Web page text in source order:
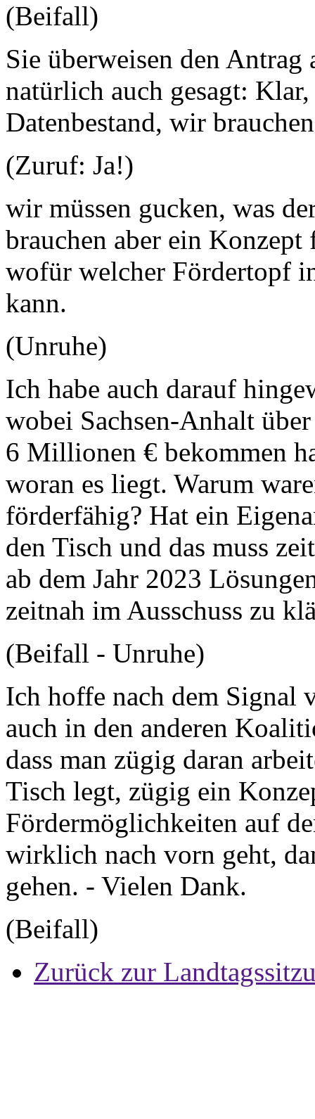
(Beifall)
Sie überweisen den Antrag
natürlich auch gesagt:
Datenbestand, wir
(Zuruf: Ja!)
wir müssen gucken, was
brauchen aber ein
wofür welcher Fördertopf
kann.
(Unruhe)
Ich habe auch darauf
wobei Sachsen-Anhalt
6 Millionen € bekommen
woran es liegt. Warum
förderfähig? Hat ein
den Tisch und das muss
ab dem Jahr 2023
zeitnah im Ausschuss zu
(Beifall - Unruhe)
Ich hoffe nach dem Signal
auch in den anderen
dass man zügig daran
Tisch legt, zügig ein
Fördermöglichkeiten auf
wirklich nach vorn geht,
gehen. - Vielen Dank.
(Beifall)
Zurück zur